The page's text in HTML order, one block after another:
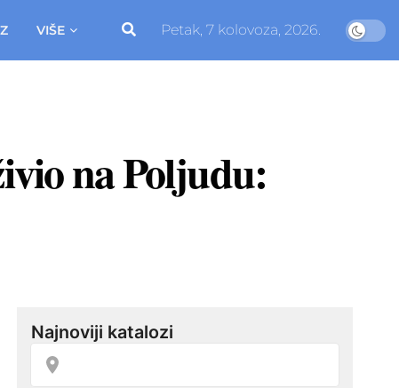
VIŠE Petak, 7 kolovoza, 2026.
na Poljudu: